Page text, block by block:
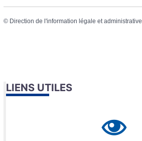
© Direction de l'information légale et administrative
LIENS UTILES